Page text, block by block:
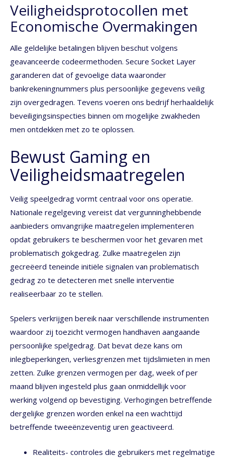
Veiligheidsprotocollen met
Economische Overmakingen
Alle geldelijke betalingen blijven beschut volgens
geavanceerde codeermethoden. Secure Socket Layer
garanderen dat of gevoelige data waaronder
bankrekeningnummers plus persoonlijke gegevens veilig
zijn overgedragen. Tevens voeren ons bedrijf herhaaldelijk
beveiligingsinspecties binnen om mogelijke zwakheden
men ontdekken met zo te oplossen.
Bewust Gaming en
Veiligheidsmaatregelen
Veilig speelgedrag vormt centraal voor ons operatie.
Nationale regelgeving vereist dat vergunninghebbende
aanbieders omvangrijke maatregelen implementeren
opdat gebruikers te beschermen voor het gevaren met
problematisch gokgedrag. Zulke maatregelen zijn
gecreëerd teneinde initiële signalen van problematisch
gedrag zo te detecteren met snelle interventie
realiseerbaar zo te stellen.
Spelers verkrijgen bereik naar verschillende instrumenten
waardoor zij toezicht vermogen handhaven aangaande
persoonlijke spelgedrag. Dat bevat deze kans om
inlegbeperkingen, verliesgrenzen met tijdslimieten in men
zetten. Zulke grenzen vermogen per dag, week of per
maand blijven ingesteld plus gaan onmiddellijk voor
werking volgend op bevestiging. Verhogingen betreffende
dergelijke grenzen worden enkel na een wachttijd
betreffende tweeënzeventig uren geactiveerd.
Realiteits- controles die gebruikers met regelmatige